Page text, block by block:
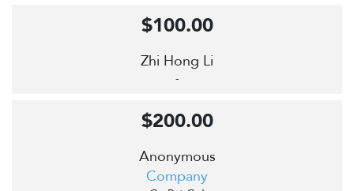
Zhi Hong Li
-
$100.00
Anonymous
Company
$200.00